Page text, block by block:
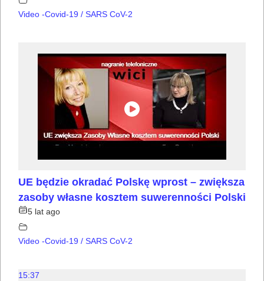
Video -Covid-19 / SARS CoV-2
UE będzie okradać Polskę wprost – zwiększa
zasoby własne kosztem suwerenności Polski
5 lat ago
Video -Covid-19 / SARS CoV-2
15:37